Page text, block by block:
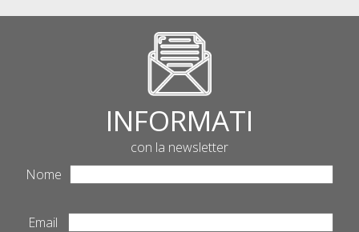
INFORMATI
con la newsletter
Nome
Email